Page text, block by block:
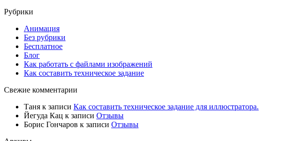
Рубрики
Анимация
Без рубрики
Бесплатное
Блог
Как работать с файлами изображений
Как составить техническое задание
Свежие комментарии
Таня к записи Как составить техническое задание для иллюстратора.
Йегуда Кац к записи Отзывы
Борис Гончаров к записи Отзывы